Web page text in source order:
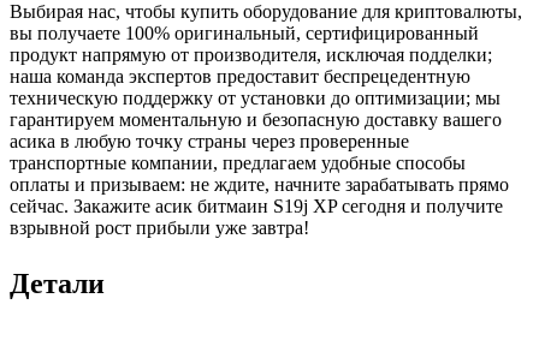
Выбирая нас, чтобы купить оборудование для криптовалюты,
вы получаете 100% оригинальный, сертифицированный
продукт напрямую от производителя, исключая подделки;
наша команда экспертов предоставит беспрецедентную
техническую поддержку от установки до оптимизации; мы
гарантируем моментальную и безопасную доставку вашего
асика в любую точку страны через проверенные
транспортные компании, предлагаем удобные способы
оплаты и призываем: не ждите, начните зарабатывать прямо
сейчас. Закажите асик битмаин S19j XP сегодня и получите
взрывной рост прибыли уже завтра!
Детали